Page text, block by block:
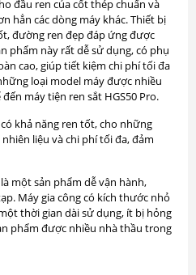
đầu ren của cốt thép chuẩn và
hẳn các dòng máy khác. Thiết bị
đường ren đẹp đáp ứng được
phẩm này rất dễ sử dụng, có phụ
cao, giúp tiết kiệm chi phí tối đa
loại model máy được nhiều
máy tiện ren sắt HGS50 Pro.
có khả năng ren tốt, cho những
liệu và chi phí tối đa, đảm
là một sản phẩm dễ vận hành,
Máy gia công có kích thước nhỏ
thời gian dài sử dụng, ít bị hỏng
phẩm được nhiều nhà thầu trong